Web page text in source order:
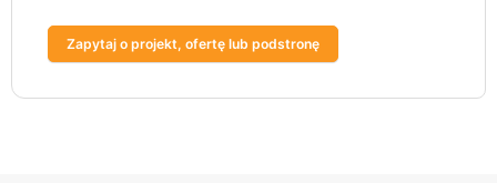
Zapytaj o projekt, ofertę lub podstronę